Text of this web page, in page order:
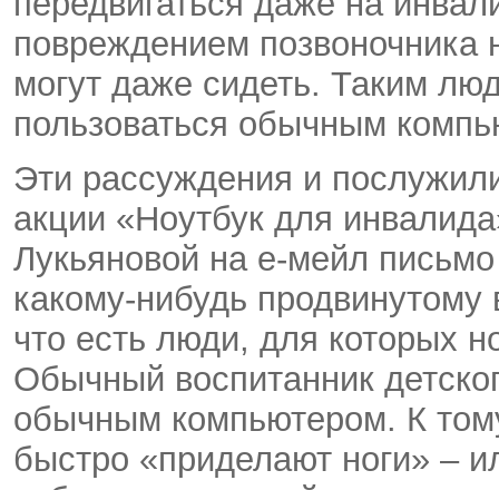
повреждением позвоночника
могут даже сидеть. Таким
пользоваться обычным
Эти рассуждения и
акции «Ноутбук для
Лукьяновой на е-мейл
какому-нибудь
что есть люди, для которых
Обычный воспитанник
обычным компьютером. К
быстро «приделают ноги» –